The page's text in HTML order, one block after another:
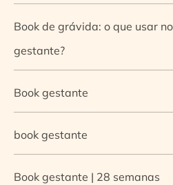
Book de grávida: o que usar
gestante?
Book gestante
book gestante
Book gestante | 28 semanas